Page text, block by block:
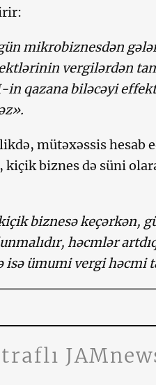
mikrobiznesdən
vergilərdən
in qazana biləcəyi
mütəxəssis hesab
biznes də süni
biznesə keçərkən,
həcmlər
isə ümumi vergi həcmi